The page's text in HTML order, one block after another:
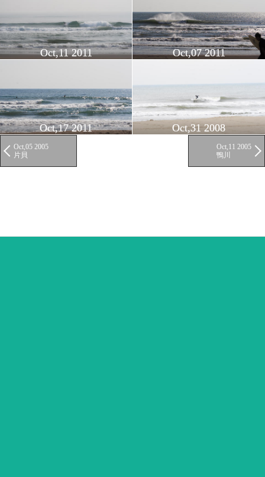
Oct,11 2011 Oct,07 2011
Oct,17 2011 Oct,31 2008
Oct,05 2005
片貝
Oct,11 2005
鴨川